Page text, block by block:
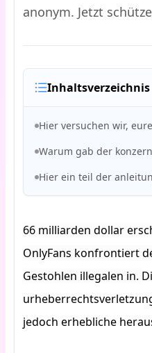
anonym. Jetzt
Inhaltsverzeichnis
Hier versuchen wir,
66 milliarden dollar
OnlyFans konfrontiert
Gestohlen illegalen in.
jedoch erhebliche